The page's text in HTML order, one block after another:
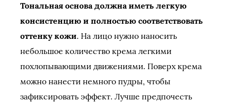
Тональная основа должна иметь легкую
консистенцию и полностью соответствовать
оттенку кожи. На лицо нужно наносить
небольшое количество крема легкими
похлопывающими движениями. Поверх крема
можно нанести немного пудры, чтобы
зафиксировать эффект. Лучше предпочесть